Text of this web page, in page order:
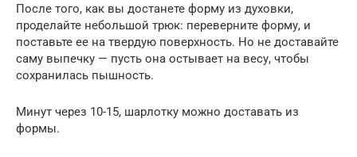
После того, как вы достанете форму из духовки,
проделайте небольшой трюк: переверните форму, и
поставьте ее на твердую поверхность. Но не доставайте
саму выпечку — пусть она остывает на весу, чтобы
сохранилась пышность.
Минут через 10-15, шарлотку можно доставать из
формы.